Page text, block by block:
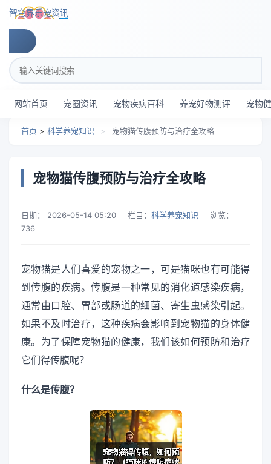
跳转到主要内容
智穹界乐宠资讯
搜索关键词
网站首页 宠圈资讯 宠物疾病百科 养宠好物测评 宠物
首页 > 科学养宠知识 > 宠物猫传腹预防与治疗全攻略
宠物猫传腹预防与治疗全攻略
日期： 2026-05-14 05:20 栏目： 科学养宠知识
浏览：
736
宠物猫是人们喜爱的宠物之一，可是猫咪也有可能得
到传腹的疾病。传腹是一种常见的消化道感染疾病，
通常由口腔、胃部或肠道的细菌、寄生虫感染引起。
如果不及时治疗，这种疾病会影响到宠物猫的身体健
康。为了保障宠物猫的健康，我们该如何预防和治疗
它们得传腹呢？
什么是传腹？